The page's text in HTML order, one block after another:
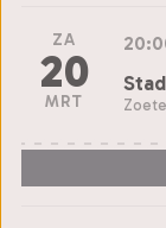
ZA
20
MRT